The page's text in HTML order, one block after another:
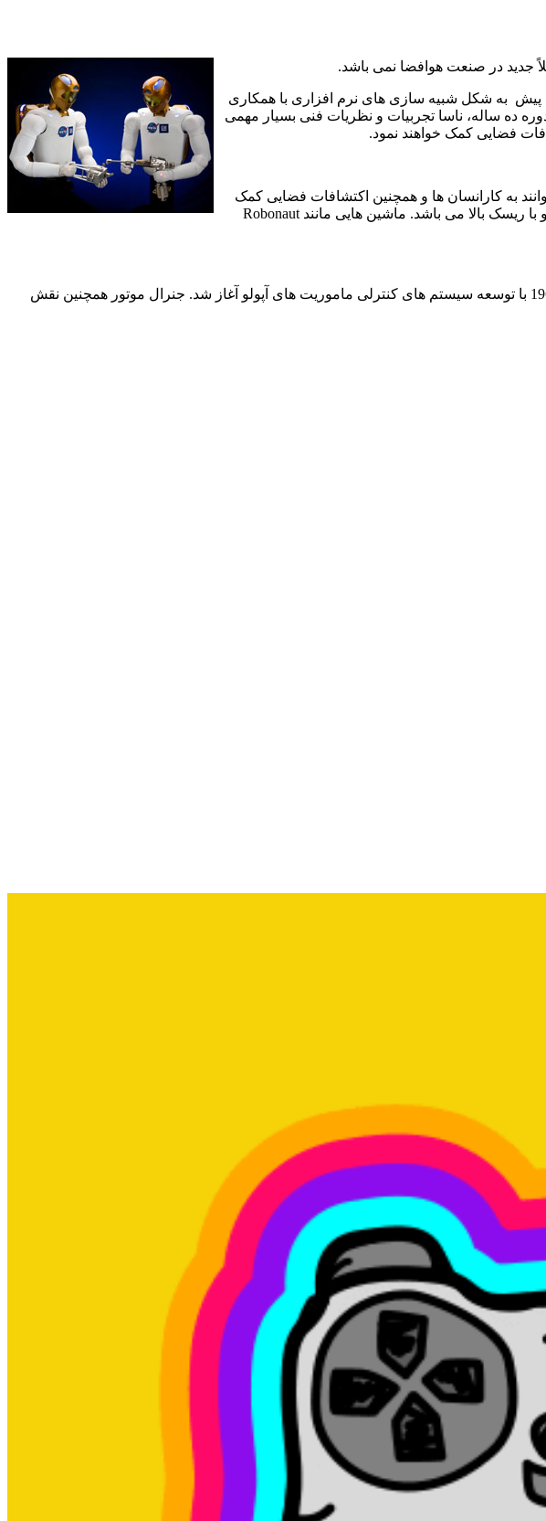
جدید در صنعت هوافضا نمی باشد.
به شکل شبیه سازی های نرم افزاری با همکاری
ده ساله، ناسا تجربیات و نظریات فنی بسیار مهمی
فضایی کمک خواهند نمود.
به کارانسان ها و همچنین اکتشافات فضایی کمک
ریسک بالا می باشد. ماشین هایی مانند Robonaut
ناسا و جنرال موتور تاریخچه بلند و گرانبهایی از همکاری ها در زمینه تکنولوژی های کلیدی دارند. این همکاری ها در 1960 با توسعه سیستم های کنترلی ماموریت های آپولو آغاز شد. جنرال موتور همچنین نقش